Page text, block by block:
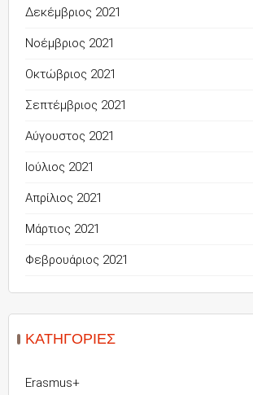
Δεκέμβριος 2021
Νοέμβριος 2021
Οκτώβριος 2021
Σεπτέμβριος 2021
Αύγουστος 2021
Ιούλιος 2021
Απρίλιος 2021
Μάρτιος 2021
Φεβρουάριος 2021
KΑΤΗΓΟΡΊΕΣ
Erasmus+